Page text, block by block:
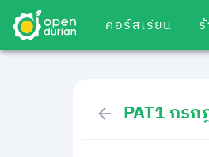
คอร์สเรียน
PAT1 กร